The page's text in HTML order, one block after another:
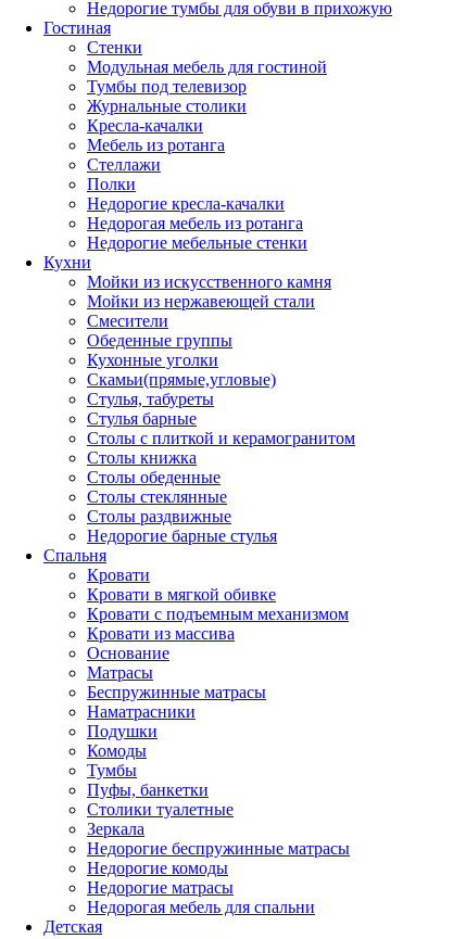
Недорогие тумбы для обуви в прихожую
Гостиная
Стенки
Модульная мебель для гостиной
Тумбы под телевизор
Журнальные столики
Кресла-качалки
Мебель из ротанга
Стеллажи
Полки
Недорогие кресла-качалки
Недорогая мебель из ротанга
Недорогие мебельные стенки
Кухни
Мойки из искусственного камня
Мойки из нержавеющей стали
Смесители
Обеденные группы
Кухонные уголки
Скамьи(прямые,угловые)
Стулья, табуреты
Стулья барные
Столы с плиткой и керамогранитом
Столы книжка
Столы обеденные
Столы стеклянные
Столы раздвижные
Недорогие барные стулья
Спальня
Кровати
Кровати в мягкой обивке
Кровати с подъемным механизмом
Кровати из массива
Основание
Матрасы
Беспружинные матрасы
Наматрасники
Подушки
Комоды
Тумбы
Пуфы, банкетки
Столики туалетные
Зеркала
Недорогие беспружинные матрасы
Недорогие комоды
Недорогие матрасы
Недорогая мебель для спальни
Детская